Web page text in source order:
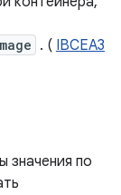
. ( IBCEA3
значения по